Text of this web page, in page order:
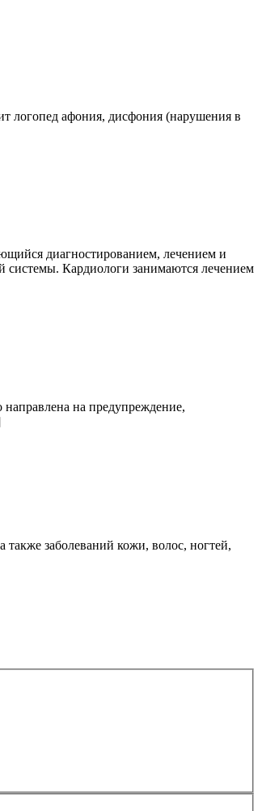
логопед афония, дисфония (нарушения в
диагностированием, лечением и
системы. Кардиологи занимаются лечением
направлена на предупреждение,
также заболеваний кожи, волос, ногтей,